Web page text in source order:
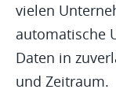
vielen
automatische
Daten in
und Zeitraum.